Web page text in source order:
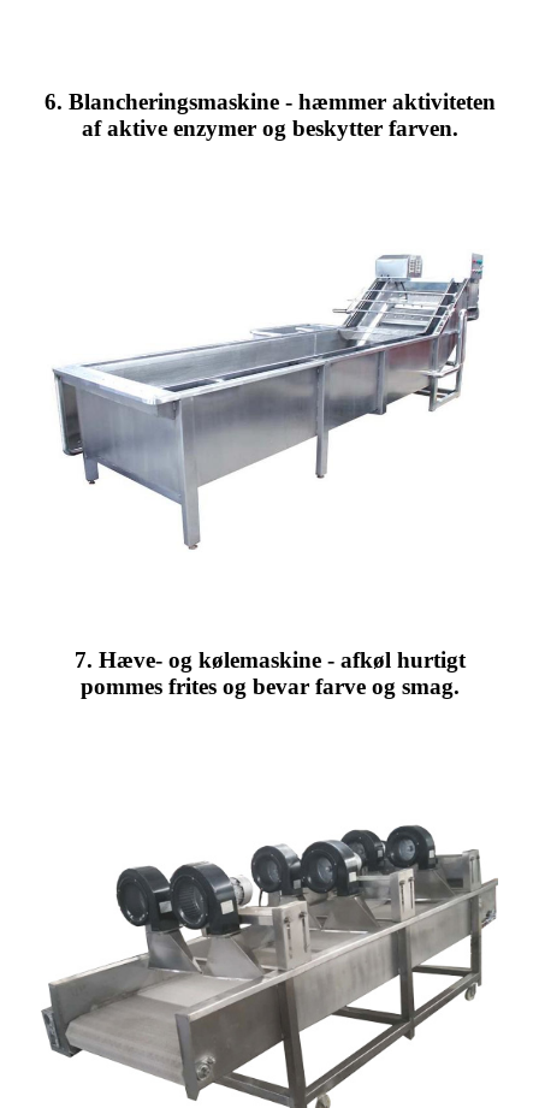
6. Blancheringsmaskine - hæmmer aktiviteten
af ​​aktive enzymer og beskytter farven.
7. Hæve- og kølemaskine - afkøl hurtigt
pommes frites og bevar farve og smag.